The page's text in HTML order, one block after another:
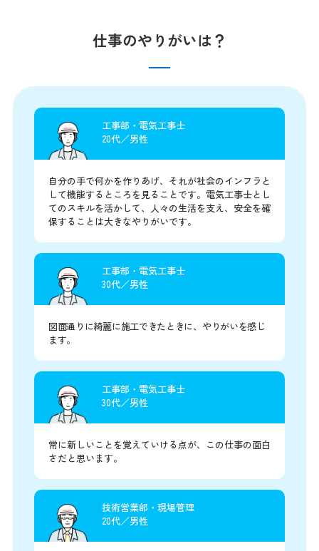
仕事のやりがいは？
工事部・電気工事士
20代／男性
自分の手で何かを作りあげ、それが社会のインフラと
して機能するところを見ることです。電気工事士とし
てのスキルを活かして、人々の生活を支え、安全を確
保することは大きなやりがいです。
工事部・電気工事士
30代／男性
図面通りに綺麗に施工できたときに、やりがいを感じ
ます。
工事部・電気工事士
30代／男性
常に新しいことを覚えていける点が、この仕事の面白
さだと思います。
技術営業部・現場管理
20代／男性